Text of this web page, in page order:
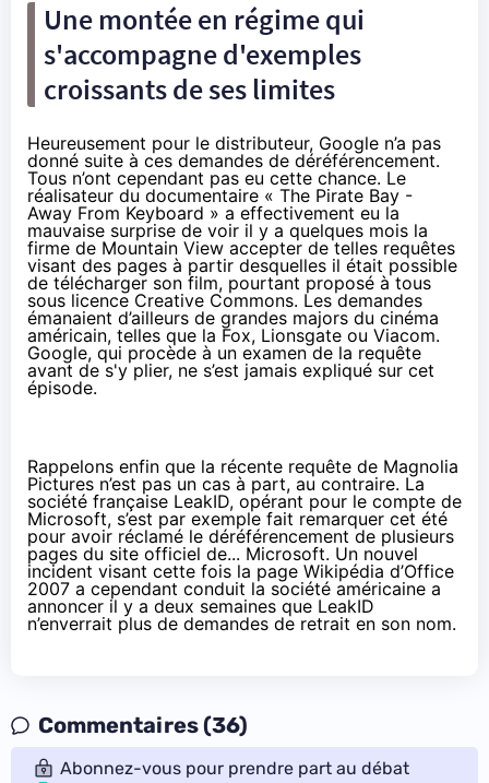
Une montée en régime qui
s'accompagne d'exemples
croissants de ses limites
Heureusement pour le distributeur, Google n’a pas
donné suite à ces demandes de déréférencement.
Tous n’ont cependant pas eu cette chance. Le
réalisateur du documentaire « The Pirate Bay -
Away From Keyboard » a effectivement eu la
mauvaise surprise de voir il y a quelques mois la
firme de Mountain View accepter de telles requêtes
visant des pages à partir desquelles il était possible
de télécharger son film, pourtant proposé à tous
sous licence Creative Commons. Les demandes
émanaient d’ailleurs de grandes majors du cinéma
américain, telles que la Fox, Lionsgate ou Viacom.
Google, qui procède à un examen de la requête
avant de s'y plier, ne s’est jamais expliqué sur cet
épisode.
Rappelons enfin que la récente requête de Magnolia
Pictures n’est pas un cas à part, au contraire. La
société française LeakID, opérant pour le compte de
Microsoft, s’est par exemple fait remarquer cet été
pour avoir réclamé le déréférencement de plusieurs
pages du site officiel de... Microsoft. Un nouvel
incident visant cette fois la page Wikipédia d’Office
2007 a cependant conduit la société américaine a
annoncer il y a deux semaines que LeakID
n’enverrait plus de demandes de retrait en son nom.
Commentaires (36)
Abonnez-vous pour prendre part au débat